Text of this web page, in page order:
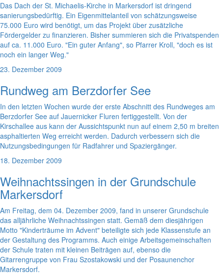
Das Dach der St. Michaelis-Kirche in Markersdorf ist dringend
sanierungsbedürftig. Ein Eigenmittelanteil von schätzungsweise
75.000 Euro wird benötigt, um das Projekt über zusätzliche
Fördergelder zu finanzieren. Bisher summieren sich die Privatspenden
auf ca. 11.000 Euro. "Ein guter Anfang", so Pfarrer Kroll, "doch es ist
noch ein langer Weg."
23. Dezember 2009
Rundweg am Berzdorfer See
In den letzten Wochen wurde der erste Abschnitt des Rundweges am
Berzdorfer See auf Jauernicker Fluren fertiggestellt. Von der
Kirschallee aus kann der Aussichtspunkt nun auf einem 2,50 m breiten
asphaltierten Weg erreicht werden. Dadurch verbessern sich die
Nutzungsbedingungen für Radfahrer und Spaziergänger.
18. Dezember 2009
Weihnachtssingen in der Grundschule
Markersdorf
Am Freitag, dem 04. Dezember 2009, fand in unserer Grundschule
das alljährliche Weihnachtssingen statt. Gemäß dem diesjährigen
Motto "Kinderträume im Advent" beteiligte sich jede Klassenstufe an
der Gestaltung des Programms. Auch einige Arbeitsgemeinschaften
der Schule traten mit kleinen Beiträgen auf, ebenso die
Gitarrengruppe von Frau Szostakowski und der Posaunenchor
Markersdorf.